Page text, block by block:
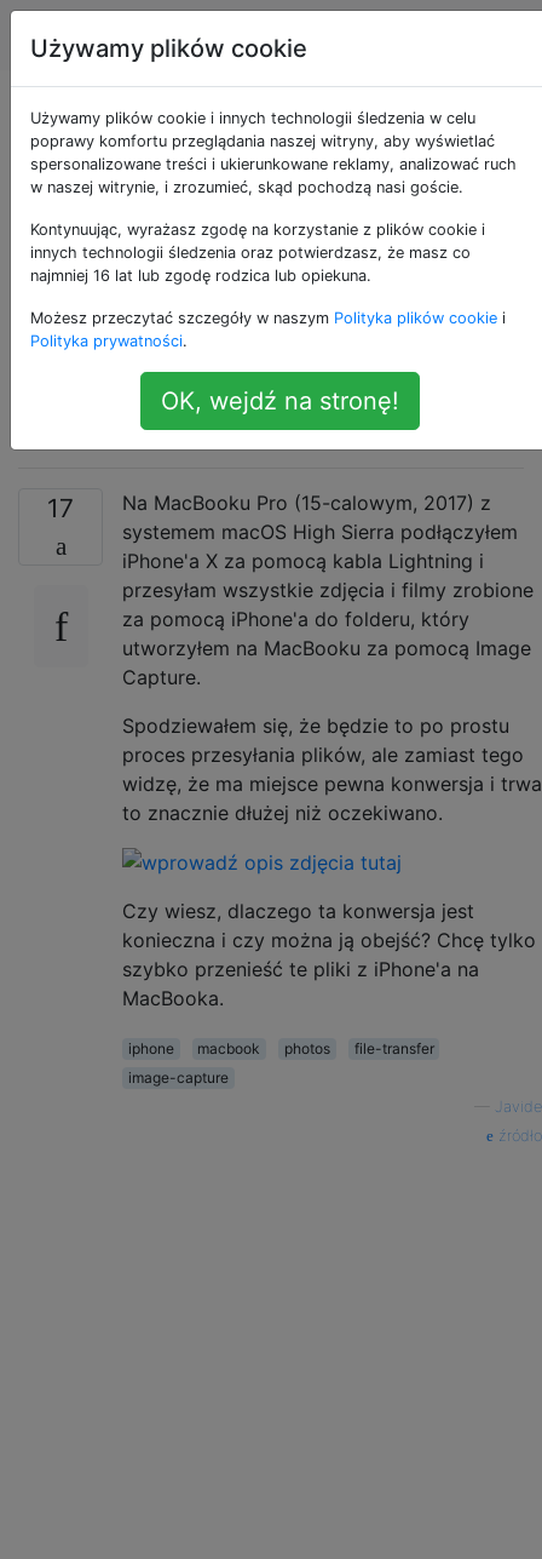
Apple Tagi
Image Capture
zajmuje dużo czasu,
aby importować i
konwertować zdjęcia
i filmy z iPhone'a na
MacBooka
17
Na MacBooku Pro (15-calowym, 2017) z
systemem macOS High Sierra podłączyłem
iPhone'a X za pomocą kabla Lightning i
przesyłam wszystkie zdjęcia i filmy zrobione
za pomocą iPhone'a do folderu, który
utworzyłem na MacBooku za pomocą Image
Capture.
Spodziewałem się, że będzie to po prostu
proces przesyłania plików, ale zamiast tego
widzę, że ma miejsce pewna konwersja i trwa
to znacznie dłużej niż oczekiwano.
Czy wiesz, dlaczego ta konwersja jest
konieczna i czy można ją obejść? Chcę tylko
szybko przenieść te pliki z iPhone'a na
MacBooka.
iphone macbook photos
file-transfer
image-capture
Javide
źródło
Używamy plików cookie
Używamy plików cookie i innych technologii śledzenia w celu
poprawy komfortu przeglądania naszej witryny, aby wyświetlać
spersonalizowane treści i ukierunkowane reklamy, analizować ruch
w naszej witrynie, i zrozumieć, skąd pochodzą nasi goście.
Kontynuując, wyrażasz zgodę na korzystanie z plików cookie i
innych technologii śledzenia oraz potwierdzasz, że masz co
najmniej 16 lat lub zgodę rodzica lub opiekuna.
Możesz przeczytać szczegóły w naszym Polityka plików cookie i
Polityka prywatności.
OK, wejdź na stronę!